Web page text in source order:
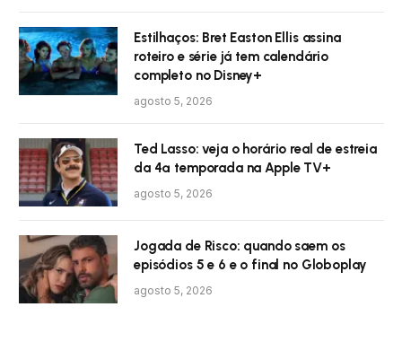
Estilhaços: Bret Easton Ellis assina
roteiro e série já tem calendário
completo no Disney+
agosto 5, 2026
Ted Lasso: veja o horário real de estreia
da 4ª temporada na Apple TV+
agosto 5, 2026
Jogada de Risco: quando saem os
episódios 5 e 6 e o final no Globoplay
agosto 5, 2026